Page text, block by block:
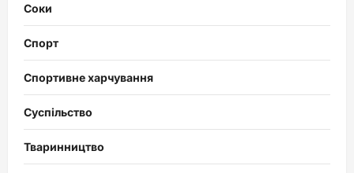
Соки
Спорт
Спортивне харчування
Суспільство
Тваринництво